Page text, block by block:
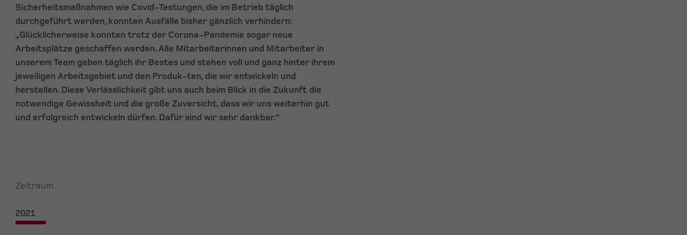
Sicherheitsmaßnahmen wie Covid-Testungen, die im Betrieb täglich
durchgeführt werden, konnten Ausfälle bisher gänzlich verhindern:
„Glücklicherweise konnten trotz der Corona-Pandemie sogar neue
Arbeitsplätze geschaffen werden. Alle Mitarbeiterinnen und Mitarbeiter in
unserem Team geben täglich ihr Bestes und stehen voll und ganz hinter ihrem
jeweiligen Arbeitsgebiet und den Produk-ten, die wir entwickeln und
herstellen. Diese Verlässlichkeit gibt uns auch beim Blick in die Zukunft die
notwendige Gewissheit und die große Zuversicht, dass wir uns weiterhin gut
und erfolgreich entwickeln dürfen. Dafür sind wir sehr dankbar.“
Zeitraum
2021